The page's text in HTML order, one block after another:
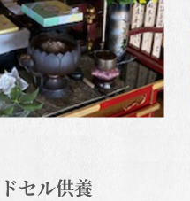
セル供養